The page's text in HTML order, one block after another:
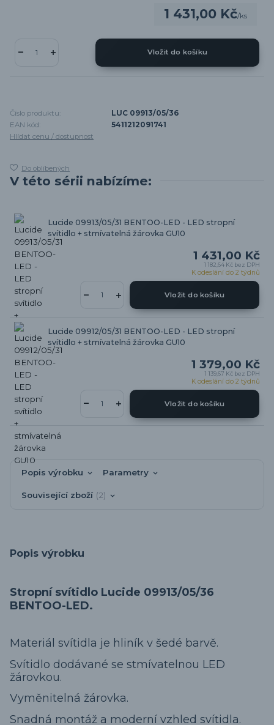
1 431,00 Kč/ks
Vložit do košíku
Číslo produktu:
LUC 09913/05/36
EAN kód:
5411212091741
Hlídat cenu / dostupnost
Do oblíbených
V této sérii nabízíme:
Lucide 09913/05/31 BENTOO-LED - LED stropní
svítidlo + stmívatelná žárovka GU10
1 431,00 Kč
1 182,64 Kč bez DPH
K odeslání do 2 týdnů
Vložit do košíku
Lucide 09912/05/31 BENTOO-LED - LED stropní
svítidlo + stmívatelná žárovka GU10
1 379,00 Kč
1 139,67 Kč bez DPH
K odeslání do 2 týdnů
Vložit do košíku
Popis výrobku Parametry
Související zboží 2
Popis výrobku
Stropní svítidlo Lucide 09913/05/36
BENTOO-LED.
Materiál svítidla je hliník v šedé barvě.
Svítidlo dodávané se stmívatelnou LED
žárovkou.
Vyměnitelná žárovka.
Snadná montáž a moderní vzhled svítidla.